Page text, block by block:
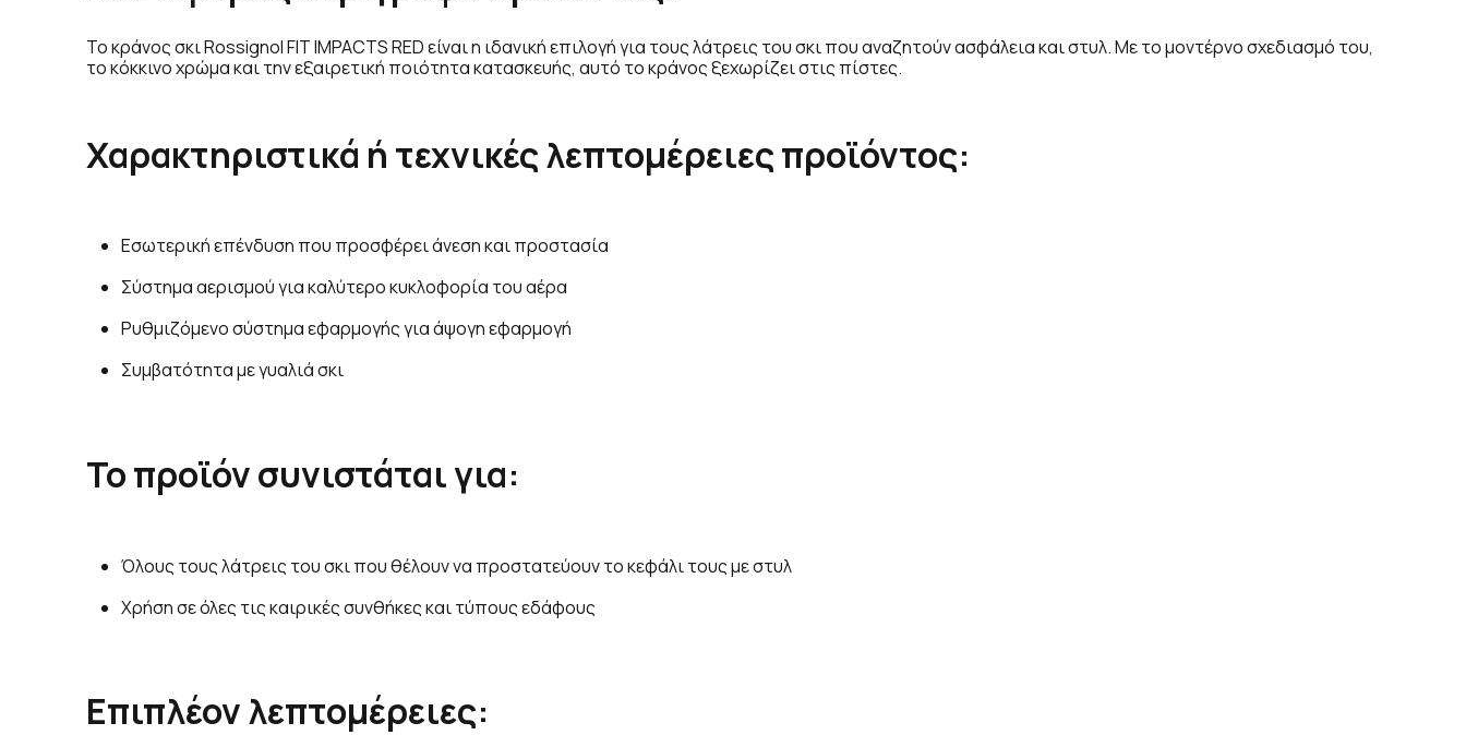
Το κράνος σκι Rossignol FIT IMPACTS RED είναι η ιδανική επιλογή για τους λάτρεις του σκι που αναζητούν ασφάλεια και στυλ. Με το μοντέρνο σχεδιασμό του,
το κόκκινο χρώμα και την εξαιρετική ποιότητα κατασκευής, αυτό το κράνος ξεχωρίζει στις πίστες.
Χαρακτηριστικά ή τεχνικές λεπτομέρειες προϊόντος:
Εσωτερική επένδυση που προσφέρει άνεση και προστασία
Σύστημα αερισμού για καλύτερο κυκλοφορία του αέρα
Ρυθμιζόμενο σύστημα εφαρμογής για άψογη εφαρμογή
Συμβατότητα με γυαλιά σκι
Το προϊόν συνιστάται για:
Όλους τους λάτρεις του σκι που θέλουν να προστατεύουν το κεφάλι τους με στυλ
Χρήση σε όλες τις καιρικές συνθήκες και τύπους εδάφους
Επιπλέον λεπτομέρειες: